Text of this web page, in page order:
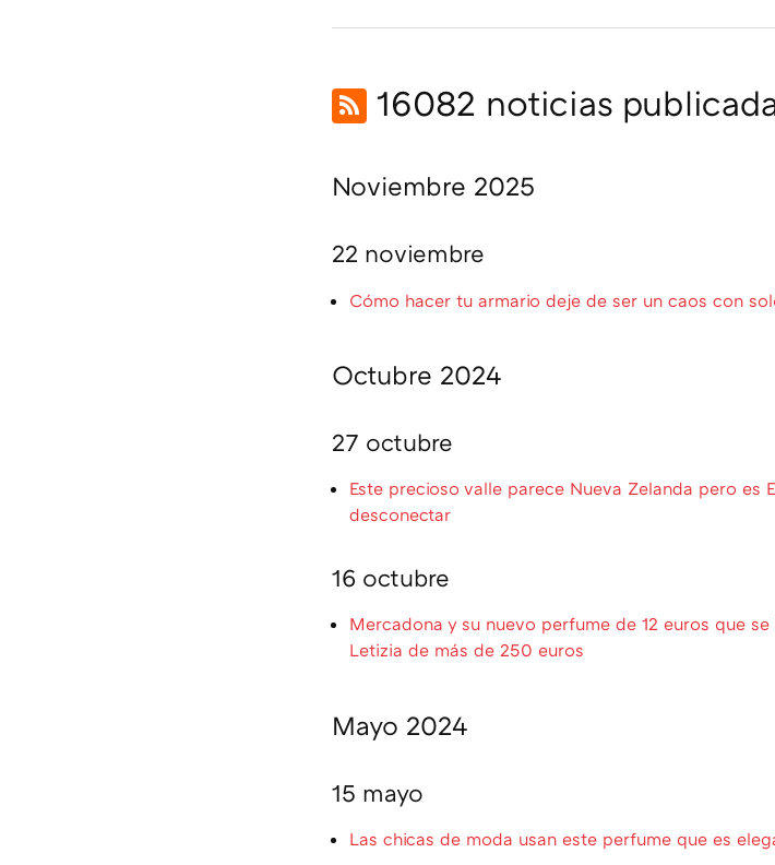
16082 noticias
Noviembre 2025
22 noviembre
Cómo hacer tu armario deje de ser un caos con
Octubre 2024
27 octubre
Este precioso valle parece Nueva Zelanda pero es
desconectar
16 octubre
Mercadona y su nuevo perfume de 12 euros que
Letizia de más de 250 euros
Mayo 2024
15 mayo
Las chicas de moda usan este perfume que es